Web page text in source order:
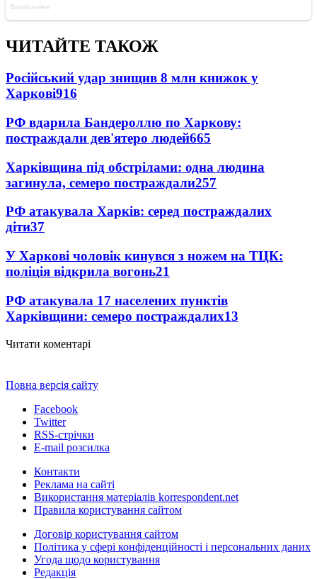
ЧИТАЙТЕ ТАКОЖ
Російський удар знищив 8 млн книжок у
Харкові916
РФ вдарила Бандероллю по Харкову:
постраждали дев'ятеро людей665
Харківщина під обстрілами: одна людина
загинула, семеро постраждали257
РФ атакувала Харків: серед постраждалих
діти37
У Харкові чоловік кинувся з ножем на ТЦК:
поліція відкрила вогонь21
РФ атакувала 17 населених пунктів
Харківщини: семеро постраждалих13
Читати коментарі
Повна версія сайту
Facebook
Twitter
RSS-стрічки
E-mail розсилка
Контакти
Реклама на сайті
Використання матеріалів korrespondent.net
Правила користування сайтом
Договір користування сайтом
Політика у сфері конфіденційності і персональних даних
Угода щодо користування
Редакція